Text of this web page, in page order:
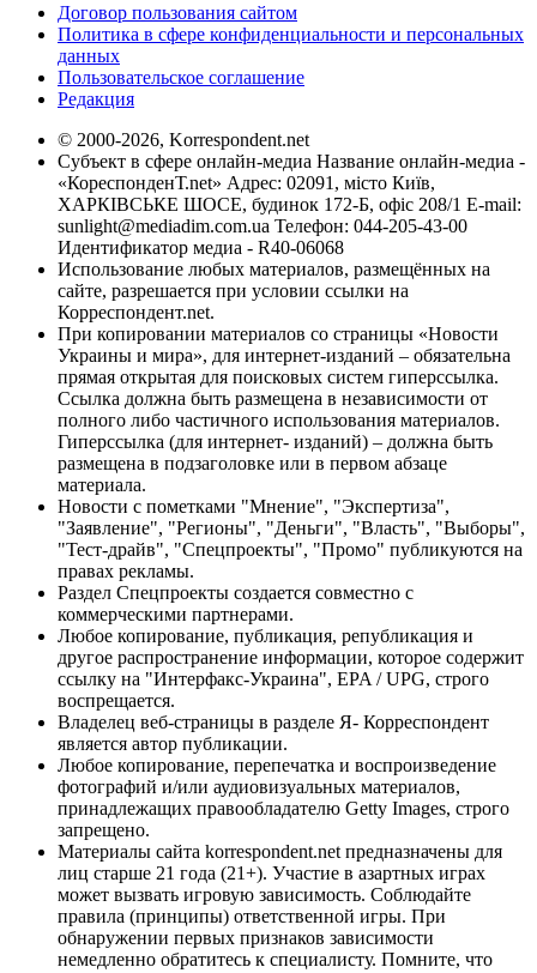
Договор пользования сайтом
Политика в сфере конфиденциальности и персональных
данных
Пользовательское соглашение
Редакция
© 2000-2026, Korrespondent.net
Субъект в сфере онлайн-медиа Название онлайн-медиа -
«КореспонденТ.net» Адрес: 02091, місто Київ,
ХАРКІВСЬКЕ ШОСЕ, будинок 172-Б, офіс 208/1 E-mail:
sunlight@mediadim.com.ua Телефон: 044-205-43-00
Идентификатор медиа - R40-06068
Использование любых материалов, размещённых на
сайте, разрешается при условии ссылки на
Корреспондент.net.
При копировании материалов со страницы «Новости
Украины и мира», для интернет-изданий – обязательна
прямая открытая для поисковых систем гиперссылка.
Ссылка должна быть размещена в независимости от
полного либо частичного использования материалов.
Гиперссылка (для интернет- изданий) – должна быть
размещена в подзаголовке или в первом абзаце
материала.
Новости с пометками "Мнение", "Экспертиза",
"Заявление", "Регионы", "Деньги", "Власть", "Выборы",
"Тест-драйв", "Спецпроекты", "Промо" публикуются на
правах рекламы.
Раздел Спецпроекты создается совместно с
коммерческими партнерами.
Любое копирование, публикация, републикация и
другое распространение информации, которое содержит
ссылку на "Интерфакс-Украина", EPA / UPG, строго
воспрещается.
Владелец веб-страницы в разделе Я- Корреспондент
является автор публикации.
Любое копирование, перепечатка и воспроизведение
фотографий и/или аудиовизуальных материалов,
принадлежащих правообладателю Getty Images, строго
запрещено.
Материалы сайта korrespondent.net предназначены для
лиц старше 21 года (21+). Участие в азартных играх
может вызвать игровую зависимость. Соблюдайте
правила (принципы) ответственной игры. При
обнаружении первых признаков зависимости
немедленно обратитесь к специалисту. Помните, что